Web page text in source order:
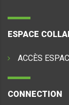
ESPACE
ACCÈS
CONNECTION